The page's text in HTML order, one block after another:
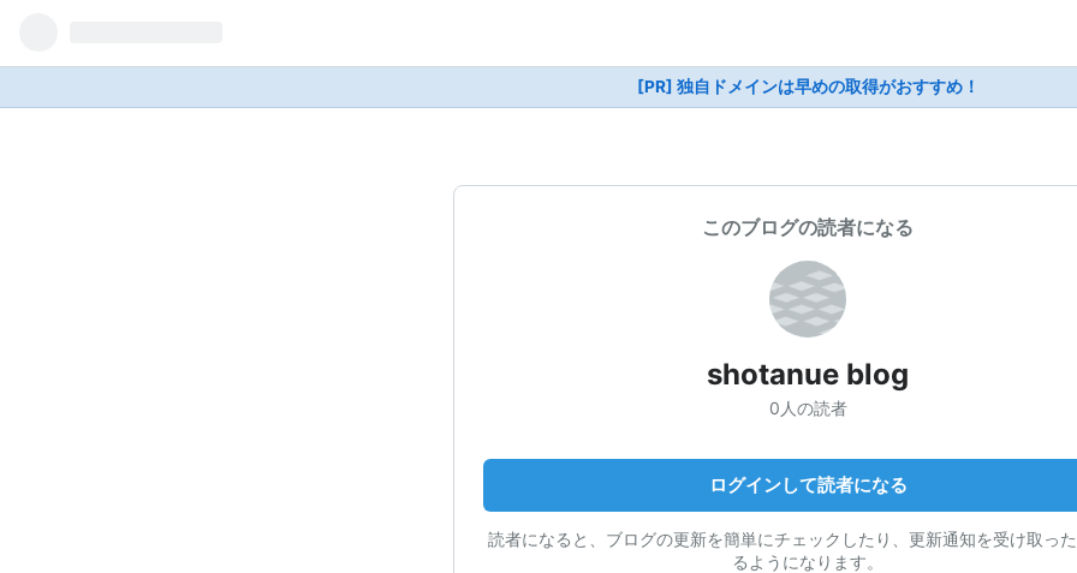
[PR] 独自ドメインは早めの取得がおすすめ！
このブログの読者になる
shotanue blog
0人の読者
ログインして読者になる
読者になると、ブログの更新を簡単にチェックしたり、更新通知を受け取っ
るようになります。